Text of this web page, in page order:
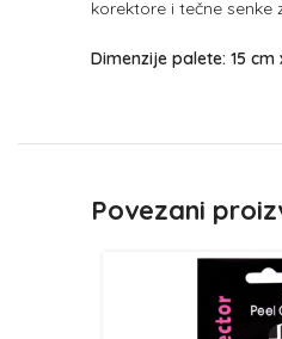
korektore i tečne
Dimenzije palete: 15 cm
Povezani